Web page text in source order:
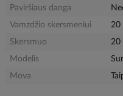
Paviršiaus danga
Vamzdžio skersmeniui
20
Skersmuo
20
Modelis
Mova